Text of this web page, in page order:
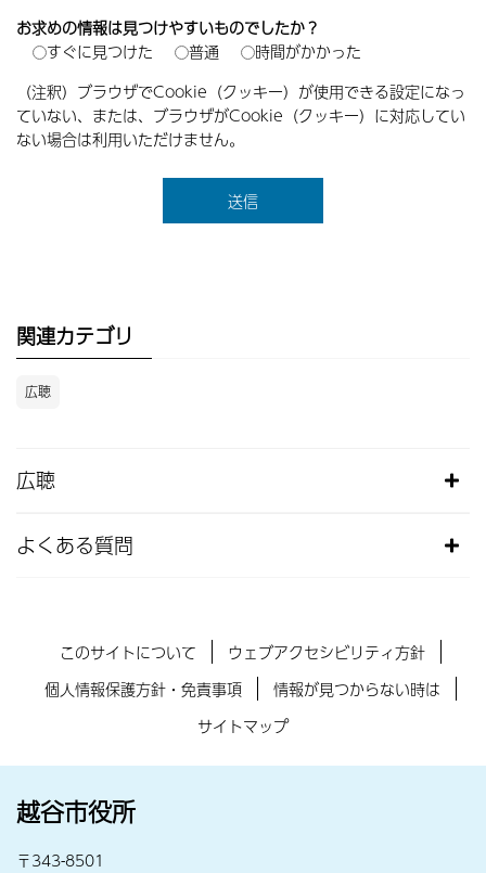
お求めの情報は見つけやすいものでしたか？
すぐに見つけた
普通
時間がかかった
（注釈）ブラウザでCookie（クッキー）が使用できる設定になっ
ていない、または、ブラウザがCookie（クッキー）に対応してい
ない場合は利用いただけません。
関連カテゴリ
広聴
広聴
よくある質問
このサイトについて
ウェブアクセシビリティ方針
個人情報保護方針・免責事項
情報が見つからない時は
サイトマップ
越谷市役所
〒343-8501